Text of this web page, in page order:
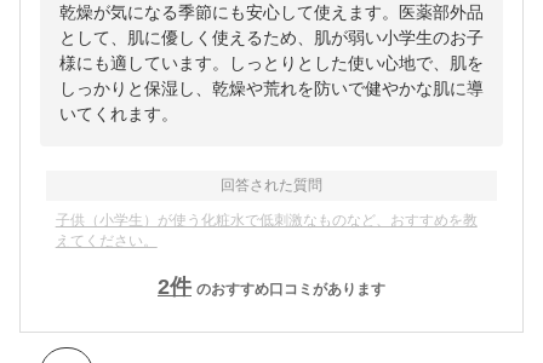
乾燥が気になる季節にも安心して使えます。医薬部外品
として、肌に優しく使えるため、肌が弱い小学生のお子
様にも適しています。しっとりとした使い心地で、肌を
しっかりと保湿し、乾燥や荒れを防いで健やかな肌に導
いてくれます。
回答された質問
子供（小学生）が使う化粧水で低刺激なものなど、おすすめを教
えてください。
2件 のおすすめ口コミがあります